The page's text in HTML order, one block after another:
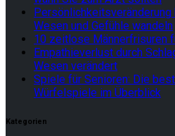
Wesen und Gefühle wandeln
10 zeitlose Männerfrisuren
Empathieverlust durch
Wesen verändert
Spiele für Senioren: Die
Würfelspiele im Überblick
Kategorien